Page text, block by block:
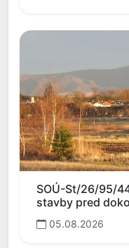
SOÚ-St/26/95/
stavby pred
05.08.2026